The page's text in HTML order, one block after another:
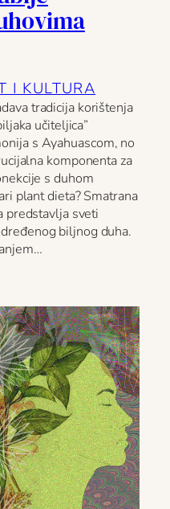
I KULTURA
tradicija korištenja
učiteljica”
s Ayahuascom, no
komponenta za
s duhom
plant dieta? Smatrana
predstavlja sveti
biljnog duha.